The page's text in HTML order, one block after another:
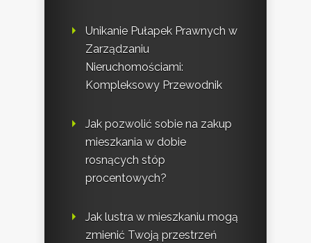
Unikanie Pułapek Prawnych w
Zarządzaniu
Nieruchomościami:
Kompleksowy Przewodnik
Jak pozwolić sobie na zakup
mieszkania w dobie
rosnących stóp
procentowych?
Jak lustra w mieszkaniu mogą
zmienić Twoją przestrzeń